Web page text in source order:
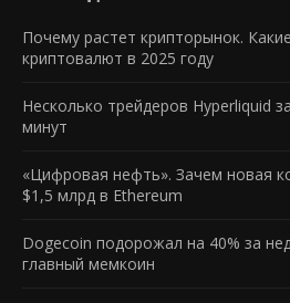
Почему растет крипторынок.
криптовалют в 2025 году
Несколько трейдеров Hyperliquid
минут
«Цифровая нефть». Зачем новая
$1,5 млрд в Ethereum
Dogecoin подорожал на 40% за
главный мемкоин